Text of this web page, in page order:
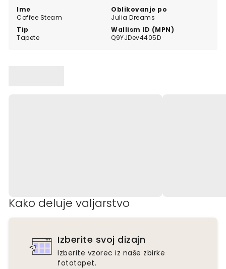
Ime
Coffee Steam
Oblikovanje po
Julia Dreams
Tip
Tapete
Wallism ID (MPN)
Q9YJDev4405D
Kako deluje valjarstvo
Izberite svoj dizajn
Izberite vzorec iz naše zbirke
fototapet.